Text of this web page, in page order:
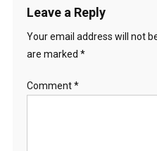
Leave a Reply
Your email address will not
are marked *
Comment*